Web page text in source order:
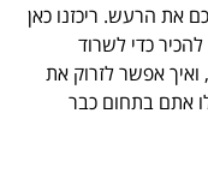
את הרעש. ריכזנו כאן
כדי לשרוד
אפשר לזרוק את
אתם בתחום כבר